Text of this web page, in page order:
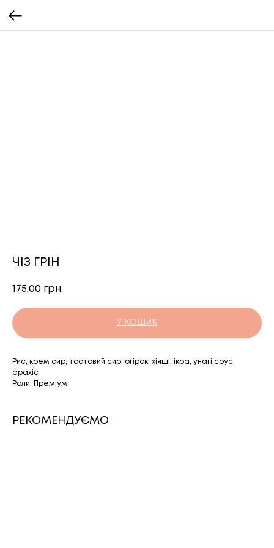
ЧІЗ ГРІН
175,00 грн.
У КОШИК
Рис, крем сир, тостовий сир, огірок, хіяші, ікра, унагі соус,
арахіс
Роли: Преміум
РЕКОМЕНДУЄМО